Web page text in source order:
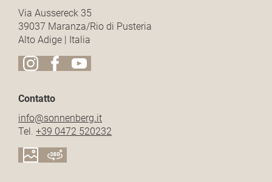
Via Aussereck 35
39037 Maranza/Rio di Pusteria
Alto Adige | Italia
Contatto
info@sonnenberg.it
Tel. +39 0472 520232